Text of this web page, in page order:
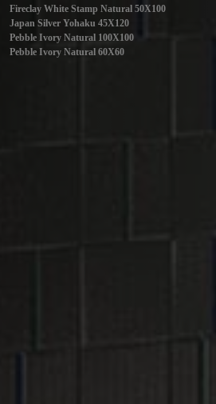
Fireclay White Stamp Natural 50X100
Japan Silver Yohaku 45X120
Pebble Ivory Natural 100X100
Pebble Ivory Natural 60X60